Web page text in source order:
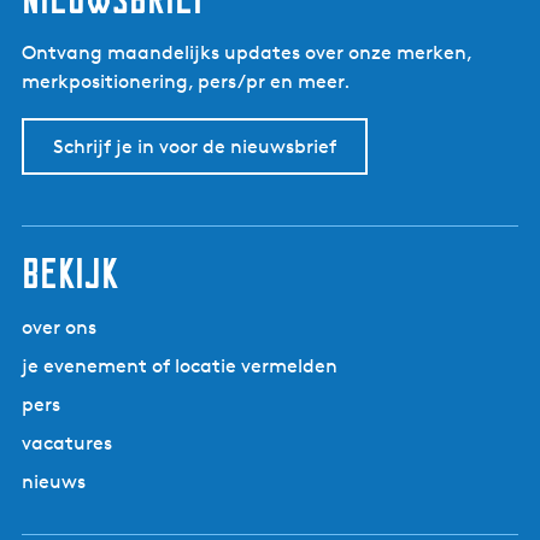
Ontvang maandelijks updates over onze merken,
merkpositionering, pers/pr en meer.
Schrijf je in voor de nieuwsbrief
Bekijk
over ons
je evenement of locatie vermelden
pers
vacatures
nieuws